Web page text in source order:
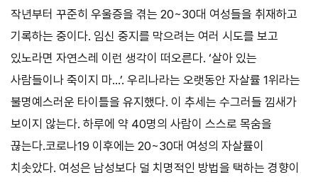
작년부터 꾸준히 우울증을 겪는 20~30대 여성들을 취재하고
기록하는 중이다. 임신 중지를 막으려는 여러 시도를 보고
있노라면 자연스레 이런 생각이 떠오른다. ‘살아 있는
사람들이나 죽이지 마…’. 우리나라는 오랫동안 자살률 1위라는
불명예스러운 타이틀을 유지했다. 이 추세는 수그러들 낌새가
보이지 않는다. 하루에 약 40명의 사람이 스스로 목숨을
끊는다.코로나19 이후에는 20~30대 여성의 자살률이
치솟았다. 여성은 남성보다 덜 치명적인 방법을 택하는 경향이